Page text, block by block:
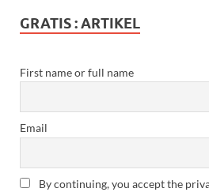
GRATIS : ARTIKEL
First name or full name
Email
By continuing, you accept the